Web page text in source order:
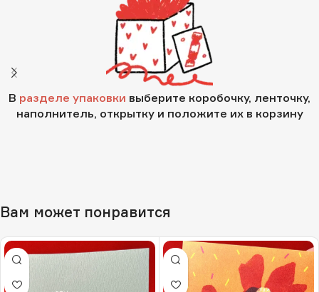
В разделе упаковки выберите коробочку, ленточку,
наполнитель, открытку и положите их в корзину
Вам может понравится